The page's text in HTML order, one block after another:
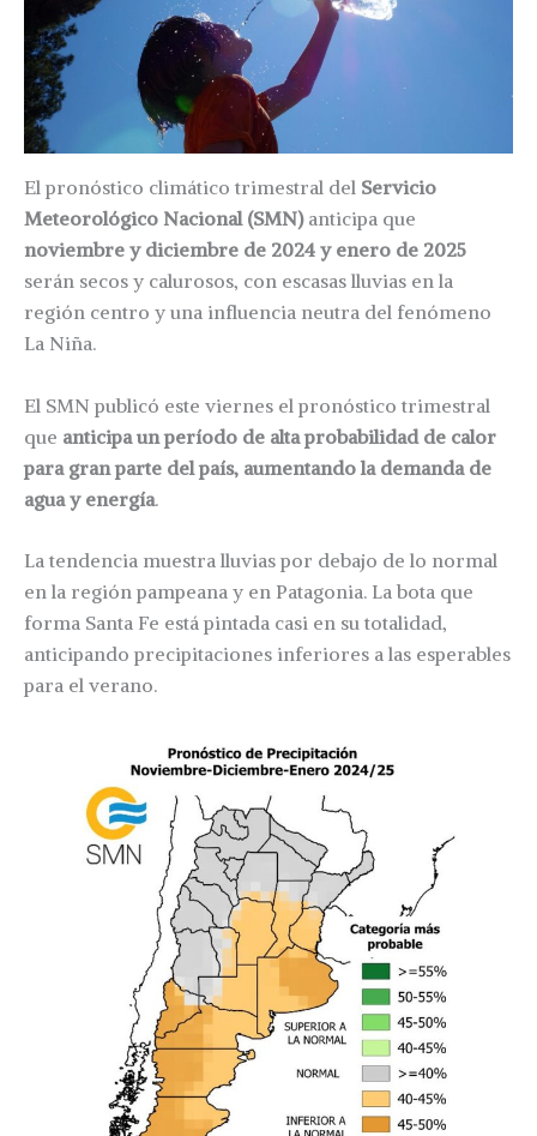
El pronóstico climático trimestral del Servicio
Meteorológico Nacional (SMN)anticipa que
noviembre y diciembre de 2024 y enero de 2025
serán secos y calurosos, con escasas lluvias en la
región centro y una influencia neutra del fenómeno
La Niña.
El SMN publicó este viernes el pronóstico trimestral
que anticipa un período de alta probabilidad de calor
para gran parte del país, aumentando la demanda de
agua y energía.
La tendencia muestra lluvias por debajo de lo normal
en la región pampeana y en Patagonia. La bota que
forma Santa Fe está pintada casi en su totalidad,
anticipando precipitaciones inferiores a las esperables
para el verano.